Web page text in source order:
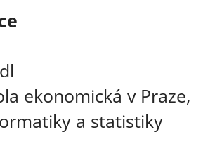
ekonomická v Praze,
a statistiky